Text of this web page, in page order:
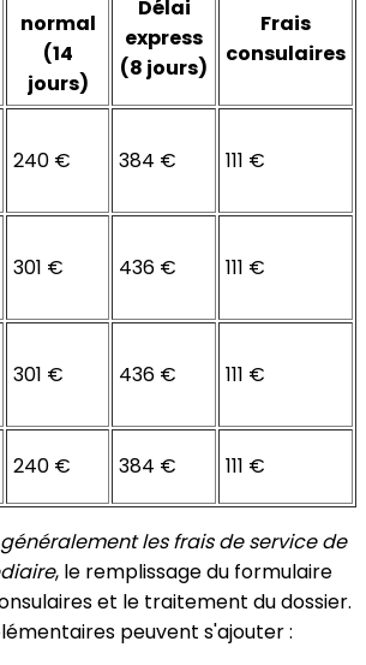
normal
(14
jours)
Délai
express
(8 jours)
Frais
consulaires
240 € 384 € 111 €
301 € 436 € 111 €
301 € 436 € 111 €
240 € 384 € 111 €
les frais de service de
, le remplissage du formulaire
et le traitement du dossier.
peuvent s'ajouter :